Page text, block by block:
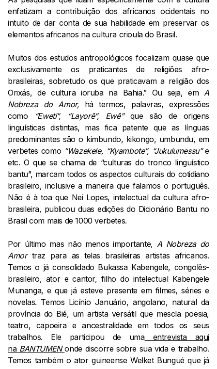
enfatizam a contribuição dos africanos ocidentais no
intuito de dar conta de sua habilidade em preservar os
elementos africanos na cultura crioula do Brasil.
Muitos dos estudos antropológicos focalizam quase que
exclusivamente os praticantes de religiões afro-
brasileiras, sobretudo os que praticavam a religião dos
Orixás, de cultura ioruba na Bahia.” Ou seja, emA
Nobreza do Amor, há termos, palavras, expressões
como
“Eweti”, “Layorê”, Ewê”que são de origens
linguísticas distintas, mas fica patente que as línguas
predominantes são o kimbundo, kikongo, umbundu, em
verbetes como “Wazekele, “Kyambote”, “Jukulumessu”e
etc. O que se chama de “culturas do tronco linguístico
bantu”, marcam todos os aspectos culturais do cotidiano
brasileiro, inclusive a maneira que falamos o português.
Não é à toa que Nei Lopes, intelectual da cultura afro-
brasileira, publicou duas edições do Dicionário Bantu no
Brasil com mais de 1000 verbetes.
Por último mas não menos importante, A Nobreza do
Amor traz para as telas brasileiras artistas africanos.
Temos o já consolidado Bukassa Kabengele, congolês-
brasileiro, ator e cantor, filho do intelectual Kabengele
Munanga, e que já esteve presente em filmes, séries e
novelas. Temos Licínio Januário, angolano, natural da
província do Bié, um artista versátil que mescla poesia,
teatro, capoeira e ancestralidade em todos os seus
trabalhos. Ele participou de umaentrevista aqui
na BANTUMEN onde discorre sobre sua vida e trabalho.
Temos também o ator guineense Welket Bungué que já